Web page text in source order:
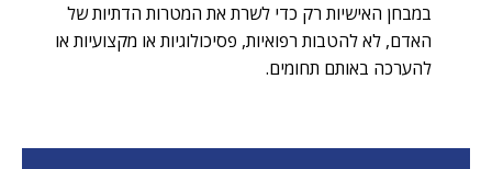
במבחן האישיות רק כדי לשרת את המטרות הדתיות של
האדם, לא להטבות רפואיות, פסיכולוגיות או מקצועיות או
להערכה באותם תחומים.